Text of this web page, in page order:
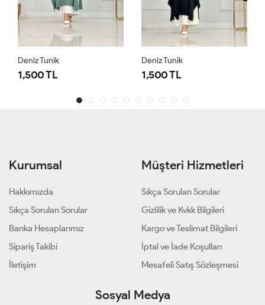
Deniz Tunik
1,500 TL
Deniz Tunik
1,500 TL
Kurumsal
Hakkımızda
Sıkça Sorulan Sorular
Banka Hesaplarımız
Sipariş Takibi
İletişim
Müşteri Hizmetleri
Sıkça Sorulan Sorular
Gizlilik ve Kvkk Bilgileri
Kargo ve Teslimat Bilgileri
İptal ve İade Koşulları
Mesafeli Satış Sözleşmesi
Sosyal Medya